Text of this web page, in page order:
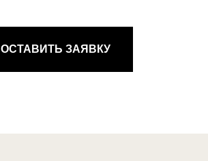
ОСТАВИТЬ ЗАЯВКУ